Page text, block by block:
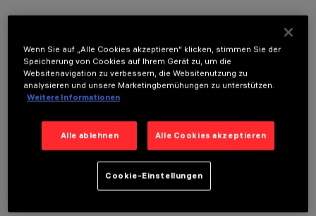
OPTIONALE KOMPONENTEN
Wenn Sie auf „Alle Cookies akzeptieren“ klicken, stimmen Sie der
Speicherung von Cookies auf Ihrem Gerät zu, um die
Websitenavigation zu verbessern, die Websitenutzung zu
analysieren und unsere Marketingbemühungen zu unterstützen.
Weitere Informationen
Alle ablehnen Alle Cookies akzeptieren
Cookie-Einstellungen